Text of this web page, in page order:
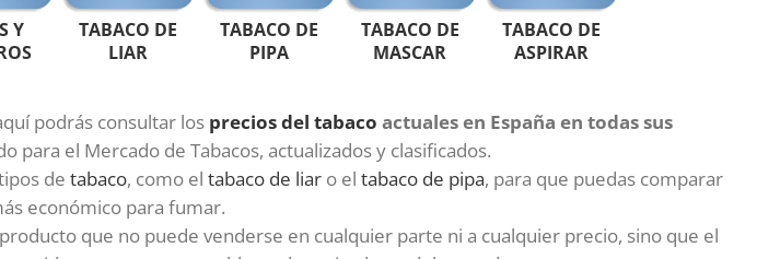
Y
TABACO DE
LIAR
TABACO DE
PIPA
TABACO DE
MASCAR
TABACO DE
ASPIRAR
podrás consultar los precios del tabaco actuales en España en todas sus
para el Mercado de Tabacos, actualizados y clasificados.
de tabaco, como el tabaco de liar o el tabaco de pipa, para que puedas comparar
económico para fumar.
que no puede venderse en cualquier parte ni a cualquier precio, sino que el